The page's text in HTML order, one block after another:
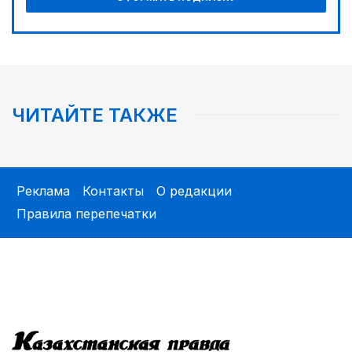
ЧИТАЙТЕ ТАКЖЕ
Реклама Контакты
О редакции
Правила перепечатки